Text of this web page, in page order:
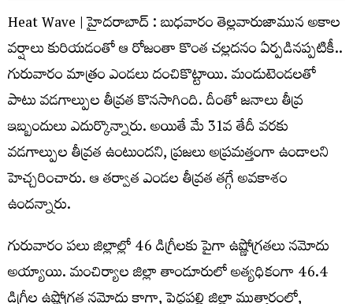
Heat Wave | హైద‌రాబాద్ : బుధ‌వారం తెల్ల‌వారుజామున అకాల
వ‌ర్షాలు కురియ‌డంతో ఆ రోజంతా కొంత చ‌ల్ల‌ద‌నం ఏర్ప‌డిన‌ప్ప‌టికీ..
గురువారం మాత్రం ఎండ‌లు దంచికొట్టాయి. మండుటెండ‌ల‌తో
పాటు వ‌డ‌గాల్పుల తీవ్ర‌త కొన‌సాగింది. దీంతో జ‌నాలు తీవ్ర
ఇబ్బందులు ఎదుర్కొన్నారు. అయితే మే 31వ తేదీ వ‌ర‌కు
వ‌డ‌గాల్పుల తీవ్రత ఉంటుంద‌ని, ప్ర‌జ‌లు అప్ర‌మ‌త్తంగా ఉండాల‌ని
హెచ్చ‌రించారు. ఆ త‌ర్వాత ఎండ‌ల తీవ్ర‌త త‌గ్గే అవ‌కాశం
ఉంద‌న్నారు.
గురువారం ప‌లు జిల్లాల్లో 46 డిగ్రీల‌కు పైగా ఉష్ణోగ్ర‌త‌లు న‌మోదు
అయ్యాయి. మంచిర్యాల జిల్లా తాండూరులో అత్య‌ధికంగా 46.4